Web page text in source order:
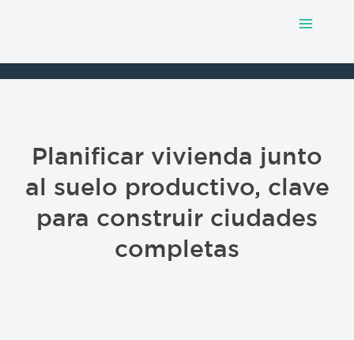
Main
Planificar vivienda junto
al suelo productivo, clave
para construir ciudades
completas